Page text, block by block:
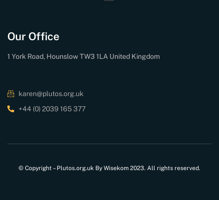
Our Office
1 York Road, Hounslow TW3 1LA United Kingdom
karen@plutos.org.uk
+44 (0) 2039 165 377
© Copyright – Plutos.org.uk By Wisekom 2023. All rights reserved.